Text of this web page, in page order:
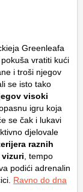
Greenleafa
vratiti kući
i troši njegov
se isto tako
visoki
igru koja
se čak i lukavi
djelovale
raznih
, tempo
podići adrenalin
Ravno do dna